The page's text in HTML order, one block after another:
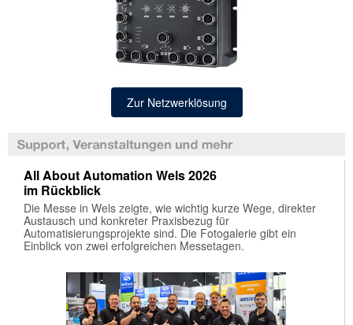
Zur Netzwerklösung
All About Automation Wels 2026
im Rückblick
Die Messe in Wels zeigte, wie wichtig kurze Wege, direkter
Austausch und konkreter Praxisbezug für
Automatisierungsprojekte sind. Die Fotogalerie gibt ein
Einblick von zwei erfolgreichen Messetagen.